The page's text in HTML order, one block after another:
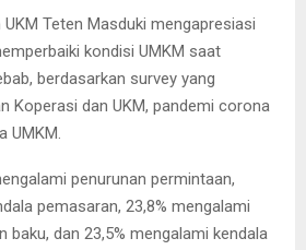
Teten Masduki mengapresiasi
kondisi UMKM saat
berdasarkan survey yang
Koperasi dan UKM, pandemi corona
UMKM.
penurunan permintaan,
pemasaran, 23,8% mengalami
baku, dan 23,5% mengalami kendala